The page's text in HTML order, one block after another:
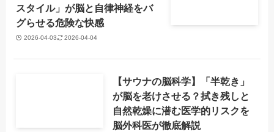
スタイル」が脳と自律神経をバ
グらせる危険な快感
2026-04-03 2026-04-04
【サウナの脳科学】「半乾き」
が脳を老けさせる？拭き残しと
自然乾燥に潜む医学的リスクを
脳外科医が徹底解説